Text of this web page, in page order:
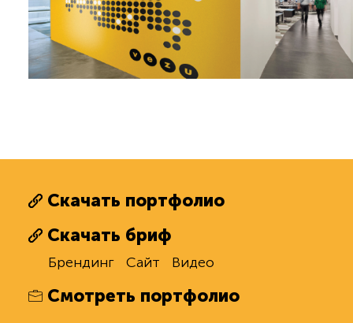
Скачать портфолио
Скачать бриф
Брендинг Сайт Видео
Смотреть портфолио